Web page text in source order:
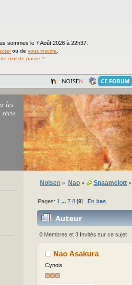
sommes le 7 Août 2026 à 22h37.
ou de vous inscrire
mot de passe ?
NOISEN CE FORUM
les
Noisen » Nao» Spaamelott»
Pages: 1 ...7 8 [9]En bas
Auteur
0 Membres et 3 Invités sur ce sujet
Nao Asakura
Cynois